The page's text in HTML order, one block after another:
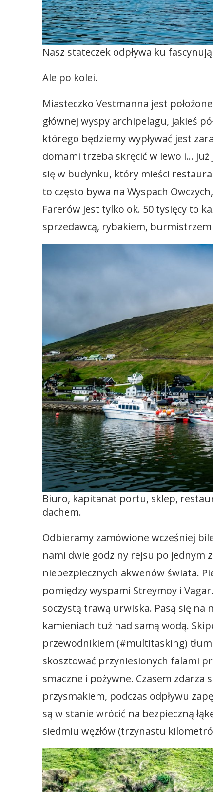
Nasz stateczek odpływa ku
Ale po kolei.
Miasteczko Vestmanna jest
głównej wyspy archipelagu, jakieś
którego będziemy wypływać jest
domami trzeba skręcić w lewo i…
się w budynku, który mieści
to często bywa na Wyspach
Farerów jest tylko ok. 50 tysięcy to
sprzedawcą, rybakiem,
Biuro, kapitanat portu, sklep,
dachem.
Odbieramy zamówione wcześniej
nami dwie godziny rejsu po jednym
niebezpiecznych akwenów świata.
pomiędzy wyspami Streymoy i
soczystą trawą urwiska. Pasą się na
kamieniach tuż nad samą wodą.
przewodnikiem (#multitasking)
skosztować przyniesionych falami
smaczne i pożywne. Czasem zdarza
przysmakiem, podczas odpływu
są w stanie wrócić na bezpieczną
siedmiu węzłów (trzynastu